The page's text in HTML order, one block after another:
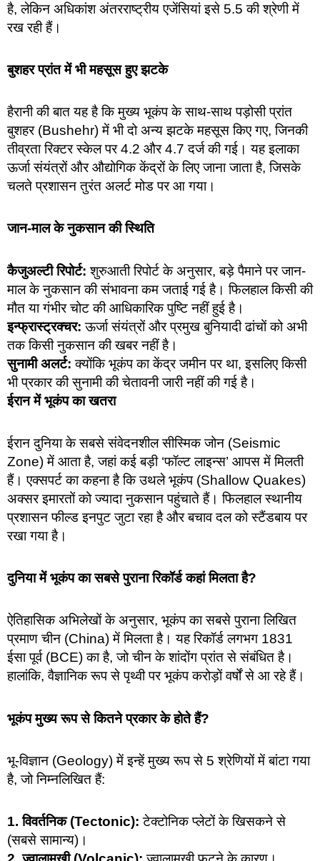
है, लेकिन अधिकांश अंतरराष्ट्रीय एजेंसियां इसे 5.5 की श्रेणी में
रख रही हैं।
बुशहर प्रांत में भी महसूस हुए झटके
हैरानी की बात यह है कि मुख्य भूकंप के साथ-साथ पड़ोसी प्रांत
बुशहर (Bushehr) में भी दो अन्य झटके महसूस किए गए, जिनकी
तीव्रता रिक्टर स्केल पर 4.2 और 4.7 दर्ज की गई। यह इलाका
ऊर्जा संयंत्रों और औद्योगिक केंद्रों के लिए जाना जाता है, जिसके
चलते प्रशासन तुरंत अलर्ट मोड पर आ गया।
जान-माल के नुकसान की स्थिति
कैजुअल्टी रिपोर्ट: शुरुआती रिपोर्ट के अनुसार, बड़े पैमाने पर जान-
माल के नुकसान की संभावना कम जताई गई है। फिलहाल किसी की
मौत या गंभीर चोट की आधिकारिक पुष्टि नहीं हुई है।
इन्फ्रास्ट्रक्चर: ऊर्जा संयंत्रों और प्रमुख बुनियादी ढांचों को अभी
तक किसी नुकसान की खबर नहीं है।
सुनामी अलर्ट: क्योंकि भूकंप का केंद्र जमीन पर था, इसलिए किसी
भी प्रकार की सुनामी की चेतावनी जारी नहीं की गई है।
ईरान में भूकंप का खतरा
ईरान दुनिया के सबसे संवेदनशील सीस्मिक जोन (Seismic
Zone) में आता है, जहां कई बड़ी ‘फॉल्ट लाइन्स’ आपस में मिलती
हैं। एक्सपर्ट का कहना है कि उथले भूकंप (Shallow Quakes)
अक्सर इमारतों को ज्यादा नुकसान पहुंचाते हैं। फिलहाल स्थानीय
प्रशासन फील्ड इनपुट जुटा रहा है और बचाव दल को स्टैंडबाय पर
रखा गया है।
दुनिया में भूकंप का सबसे पुराना रिकॉर्ड कहां मिलता है?
ऐतिहासिक अभिलेखों के अनुसार, भूकंप का सबसे पुराना लिखित
प्रमाण चीन (China) में मिलता है। यह रिकॉर्ड लगभग 1831
ईसा पूर्व (BCE) का है, जो चीन के शांदोंग प्रांत से संबंधित है।
हालांकि, वैज्ञानिक रूप से पृथ्वी पर भूकंप करोड़ों वर्षों से आ रहे हैं।
भूकंप मुख्य रूप से कितने प्रकार के होते हैं?
भू-विज्ञान (Geology) में इन्हें मुख्य रूप से 5 श्रेणियों में बांटा गया
है, जो निम्नलिखित हैं:
1. विवर्तनिक (Tectonic): टेक्टोनिक प्लेटों के खिसकने से
(सबसे सामान्य)।